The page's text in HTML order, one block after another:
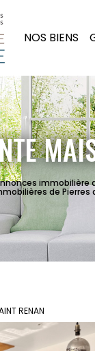
NOS BIENS
immobilière
de Pierres
RENAN